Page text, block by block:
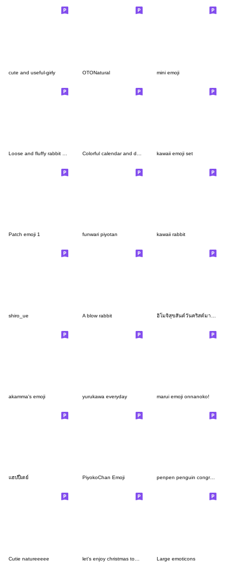
cute and useful-girly OTONatural mini emoji
kawaii emoji set
Patch emoji 1 funwari piyotan kawaii rabbit
shiro_ue A blow rabbit
akamma's emoji yurukawa everyday marui emoji onnanoko!
แฮปปี้เดย์ PiyokoChan Emoji penpen penguin congratulation
Cutie natureeeee Large emoticons